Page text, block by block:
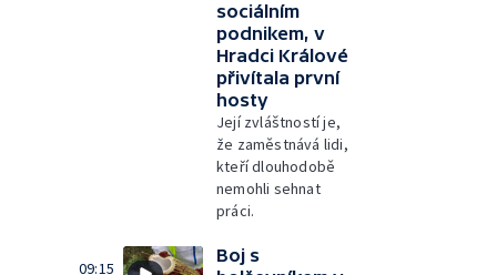
sociálním
podnikem, v
Hradci Králové
přivítala první
hosty
Její zvláštností je,
že zaměstnává lidi,
kteří dlouhodobě
nemohli sehnat
práci.
09:15
Boj s